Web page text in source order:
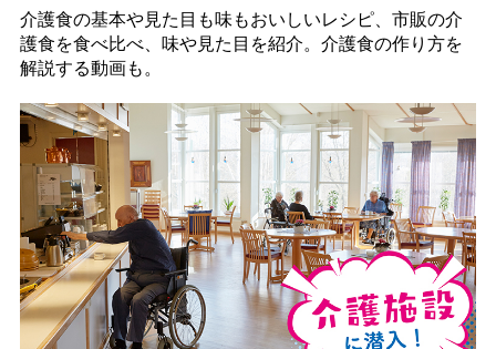
介護食の基本や見た目も味もおいしいレシピ、市販の介
護食を食べ比べ、味や見た目を紹介。介護食の作り方を
解説する動画も。